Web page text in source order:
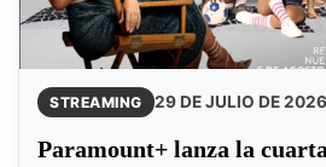
STREAMING 29 DE JULIO DE 2026
Paramount+ lanza la